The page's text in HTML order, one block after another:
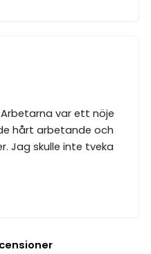
var ett nöje
hårt arbetande och
Jag skulle inte tveka